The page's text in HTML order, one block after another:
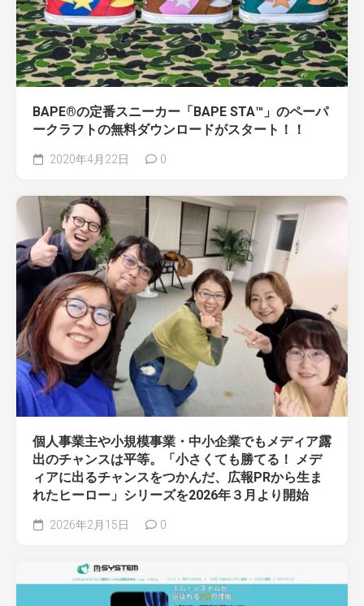
BAPE®の定番スニーカー「BAPE STA™」のペーパ
ークラフトの無料ダウンロードがスタート！！
2020年4月22日 0
個人事業主や小規模事業・中小企業でもメディア露
出のチャンスは平等。「小さくても勝てる！ メデ
ィアに出るチャンスをつかんだ、広報PRから生ま
れたヒーロー」シリーズを2026年３月より開始
2026年2月15日 0